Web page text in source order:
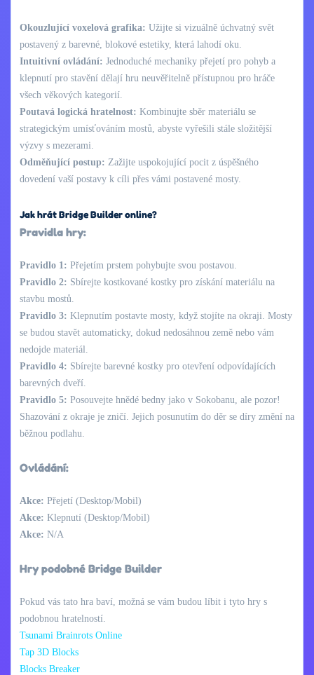
Okouzlující voxelová grafika: Užijte si vizuálně úchvatný svět
postavený z barevné, blokové estetiky, která lahodí oku.
Intuitivní ovládání: Jednoduché mechaniky přejetí pro pohyb a
klepnutí pro stavění dělají hru neuvěřitelně přístupnou pro hráče
všech věkových kategorií.
Poutavá logická hratelnost: Kombinujte sběr materiálu se
strategickým umísťováním mostů, abyste vyřešili stále složitější
výzvy s mezerami.
Odměňující postup: Zažijte uspokojující pocit z úspěšného
dovedení vaší postavy k cíli přes vámi postavené mosty.
Jak hrát Bridge Builder online?
Pravidla hry:
Pravidlo 1: Přejetím prstem pohybujte svou postavou.
Pravidlo 2: Sbírejte kostkované kostky pro získání materiálu na
stavbu mostů.
Pravidlo 3: Klepnutím postavte mosty, když stojíte na okraji. Mosty
se budou stavět automaticky, dokud nedosáhnou země nebo vám
nedojde materiál.
Pravidlo 4: Sbírejte barevné kostky pro otevření odpovídajících
barevných dveří.
Pravidlo 5: Posouvejte hnědé bedny jako v Sokobanu, ale pozor!
Shazování z okraje je zničí. Jejich posunutím do děr se díry změní na
běžnou podlahu.
Ovládání:
Akce: Přejetí (Desktop/Mobil)
Akce: Klepnutí (Desktop/Mobil)
Akce: N/A
Hry podobné Bridge Builder
Pokud vás tato hra baví, možná se vám budou líbit i tyto hry s
podobnou hratelností.
Tsunami Brainrots Online
Tap 3D Blocks
Blocks Breaker